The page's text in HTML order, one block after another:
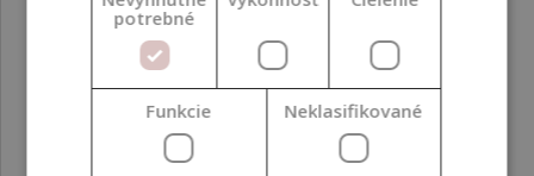
odbúrateľnosť
Certifikácie Vegan
Farba produktu
potrebné
Funkcie Neklasifikované